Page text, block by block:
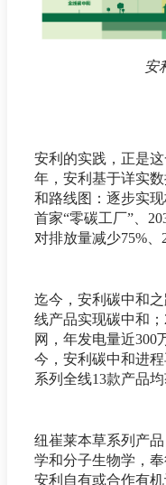
安
安利的实践，正是
年，安利基于详实
和路线图：逐步实
首家“零碳工厂”、
对排放量减少75%、
迄今，安利碳中和
线产品实现碳中和
网，年发电量近300
今，安利碳中和进
系列全线13款产品
纽崔莱本草系列产
学和分子生物学，
安利自有或合作有